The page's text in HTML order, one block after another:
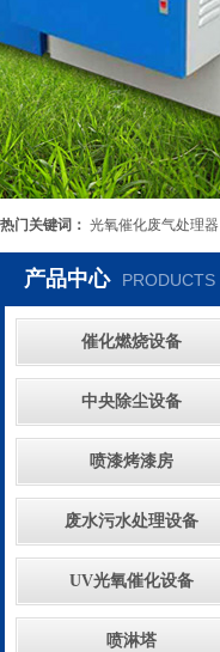
热门关键词： 光氧催化废气处理器
产品中心 PRODUCTS
催化燃烧设备
中央除尘设备
喷漆烤漆房
废水污水处理设备
UV光氧催化设备
喷淋塔